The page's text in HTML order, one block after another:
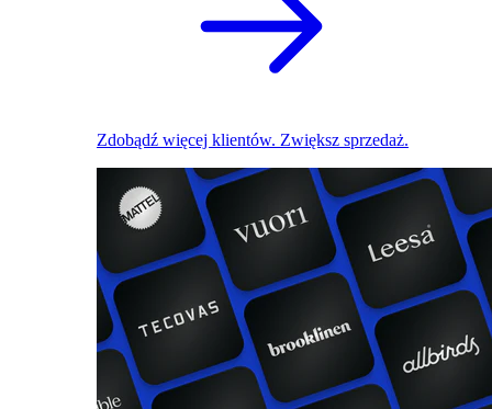
Zdobądź więcej klientów. Zwiększ sprzedaż.